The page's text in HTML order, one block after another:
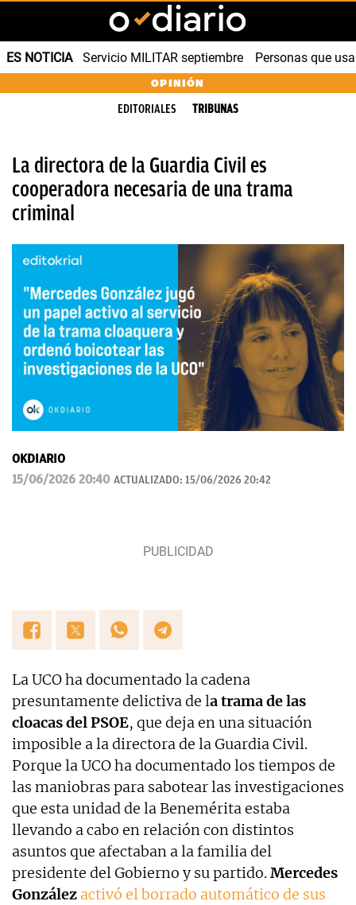
ES NOTICIA Servicio MILITAR septiembre Personas que
OPINIÓN
EDITORIALES TRIBUNAS
La directora de la Guardia Civil es
cooperadora necesaria de una trama
criminal
OKDIARIO
15/06/2026 20:40 ACTUALIZADO: 15/06/2026 20:42
La UCO ha documentado la cadena
presuntamente delictiva de la trama de las
cloacas del PSOE, que deja en una situación
imposible a la directora de la Guardia Civil.
Porque la UCO ha documentado los tiempos de
las maniobras para sabotear las investigaciones
que esta unidad de la Benemérita estaba
llevando a cabo en relación con distintos
asuntos que afectaban a la familia del
presidente del Gobierno y su partido.Mercedes
González activó el borrado automático de sus